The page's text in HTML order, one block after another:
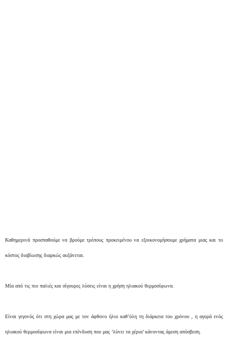
Καθημερινά προσπαθούμε να βρούμε τρόπους προκειμένου να εξοικονομήσουμε χρήματα μιας και το
κόστος διαβίωσης διαρκώς αυξάνεται.
Μία από τις πιο παλιές και σίγουρες λύσεις είναι η χρήση ηλιακού θερμοσίφωνα.
Είναι γεγονός ότι στη χώρα μας με τον άφθονο ήλιο καθ’όλη τη διάρκεια του χρόνου , η αγορά ενός
ηλιακού θερμοσίφωνα είναι μια επένδυση που μας ‘λύνει τα χέρια’ κάνοντας άμεση απόσβεση.